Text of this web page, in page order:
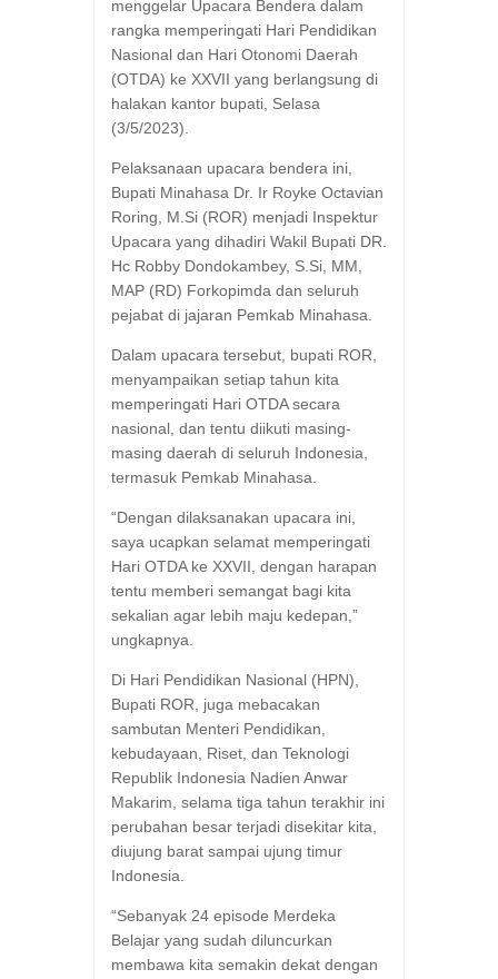
menggelar Upacara Bendera dalam
rangka memperingati Hari Pendidikan
Nasional dan Hari Otonomi Daerah
(OTDA) ke XXVII yang berlangsung di
halakan kantor bupati, Selasa
(3/5/2023).
Pelaksanaan upacara bendera ini,
Bupati Minahasa Dr. Ir Royke Octavian
Roring, M.Si (ROR) menjadi Inspektur
Upacara yang dihadiri Wakil Bupati DR.
Hc Robby Dondokambey, S.Si, MM,
MAP (RD) Forkopimda dan seluruh
pejabat di jajaran Pemkab Minahasa.
Dalam upacara tersebut, bupati ROR,
menyampaikan setiap tahun kita
memperingati Hari OTDA secara
nasional, dan tentu diikuti masing-
masing daerah di seluruh Indonesia,
termasuk Pemkab Minahasa.
“Dengan dilaksanakan upacara ini,
saya ucapkan selamat memperingati
Hari OTDA ke XXVII, dengan harapan
tentu memberi semangat bagi kita
sekalian agar lebih maju kedepan,”
ungkapnya.
Di Hari Pendidikan Nasional (HPN),
Bupati ROR, juga mebacakan
sambutan Menteri Pendidikan,
kebudayaan, Riset, dan Teknologi
Republik Indonesia Nadien Anwar
Makarim, selama tiga tahun terakhir ini
perubahan besar terjadi disekitar kita,
diujung barat sampai ujung timur
Indonesia.
“Sebanyak 24 episode Merdeka
Belajar yang sudah diluncurkan
membawa kita semakin dekat dengan